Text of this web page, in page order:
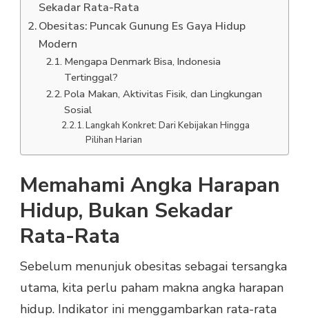
Sekadar Rata-Rata
Obesitas: Puncak Gunung Es Gaya Hidup
Modern
Mengapa Denmark Bisa, Indonesia
Tertinggal?
Pola Makan, Aktivitas Fisik, dan Lingkungan
Sosial
Langkah Konkret: Dari Kebijakan Hingga
Pilihan Harian
Memahami Angka Harapan
Hidup, Bukan Sekadar
Rata-Rata
Sebelum menunjuk obesitas sebagai tersangka
utama, kita perlu paham makna angka harapan
hidup. Indikator ini menggambarkan rata-rata